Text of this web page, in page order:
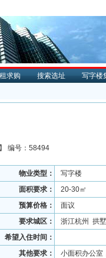
求购 搜索选址 写字楼
编号：58494
物业类型：
写字楼
面积要求：
20-30㎡
预算价格：
面议
要求城区：
浙江杭州 拱
希望入住时间：
其他要求：
小面积办公室